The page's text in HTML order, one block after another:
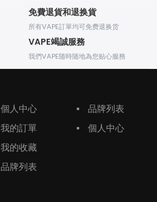
免費退貨和退换貨
所有VAPE訂單均可免费退换货
VAPE竭誠服務
我們VAPE随時随地為您贴心服務
個人中心
我的訂單
我的收藏
品牌列表
▪
品牌列表
▪
個人中心